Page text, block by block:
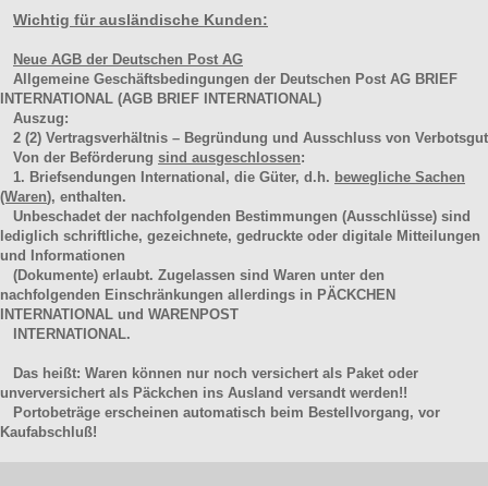
Wichtig für ausländische Kunden:
Neue AGB der Deutschen Post AG
Allgemeine Geschäftsbedingungen der Deutschen Post AG BRIEF
INTERNATIONAL (AGB BRIEF INTERNATIONAL)
Auszug:
2 (2) Vertragsverhältnis – Begründung und Ausschluss von Verbotsgut
Von der Beförderung sind ausgeschlossen:
1. Briefsendungen International, die Güter, d.h. bewegliche Sachen
(Waren), enthalten.
Unbeschadet der nachfolgenden Bestimmungen (Ausschlüsse) sind
lediglich schriftliche, gezeichnete, gedruckte oder digitale Mitteilungen
und Informationen
(Dokumente) erlaubt. Zugelassen sind Waren unter den
nachfolgenden Einschränkungen allerdings in PÄCKCHEN
INTERNATIONAL und WARENPOST
INTERNATIONAL.
Das heißt: Waren können nur noch versichert als Paket oder
unverversichert als Päckchen ins Ausland versandt werden!!
Portobeträge erscheinen automatisch beim Bestellvorgang, vor
Kaufabschluß!